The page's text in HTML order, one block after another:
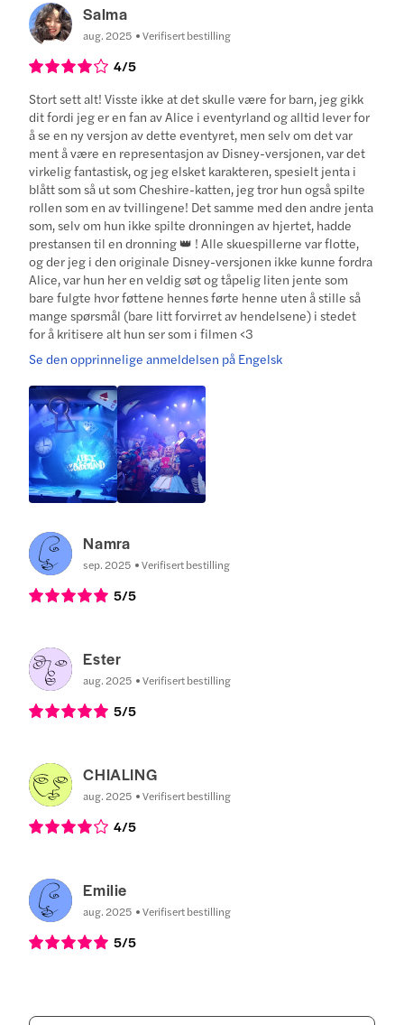
Salma
aug. 2025 Verifisert bestilling
4/5
Stort sett alt! Visste ikke at det skulle være for barn, jeg gikk
dit fordi jeg er en fan av Alice i eventyrland og alltid lever for
å se en ny versjon av dette eventyret, men selv om det var
ment å være en representasjon av Disney-versjonen, var det
virkelig fantastisk, og jeg elsket karakteren, spesielt jenta i
blått som så ut som Cheshire-katten, jeg tror hun også spilte
rollen som en av tvillingene! Det samme med den andre jenta
som, selv om hun ikke spilte dronningen av hjertet, hadde
prestansen til en dronning 👑 ! Alle skuespillerne var flotte,
og der jeg i den originale Disney-versjonen ikke kunne fordra
Alice, var hun her en veldig søt og tåpelig liten jente som
bare fulgte hvor føttene hennes førte henne uten å stille så
mange spørsmål (bare litt forvirret av hendelsene) i stedet
for å kritisere alt hun ser som i filmen <3
Se den opprinnelige anmeldelsen på Engelsk
Namra
sep. 2025 Verifisert bestilling
5/5
Ester
aug. 2025 Verifisert bestilling
5/5
CHIALING
aug. 2025 Verifisert bestilling
4/5
Emilie
aug. 2025 Verifisert bestilling
5/5